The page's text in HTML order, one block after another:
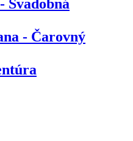
Svadobná
- Čarovný